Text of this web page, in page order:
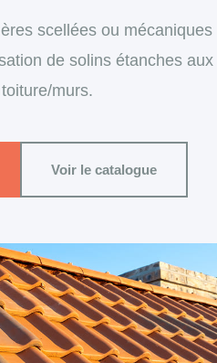
scellées ou mécaniques
de solins étanches aux
murs.
Voir le catalogue